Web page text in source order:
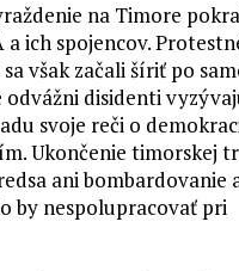
na Timore
a ich spojencov.
však začali šíriť po
odvážni disidenti
svoje reči o
Ukončenie timorskej
ani bombardovanie
by nespolupracovať pri